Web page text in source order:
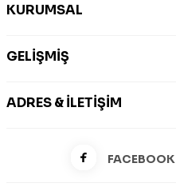
KURUMSAL
GELIŞMIŞ
ADRES & İLETIŞIM
FACEBOOK